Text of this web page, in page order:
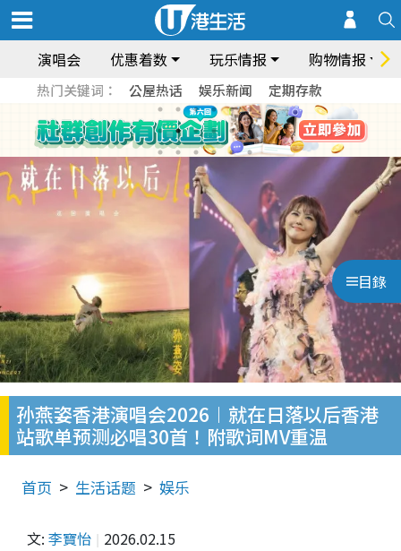
演唱会 优惠着数 玩乐情报 购物情报
热门关键词： 公屋热话 娱乐新闻 定期存款
目錄
孙燕姿香港演唱会2026︱就在日落以后香港
站歌单预测必唱30首！附歌词MV重温
首页 生活话题 娱乐
文: 李寶怡 2026.02.15